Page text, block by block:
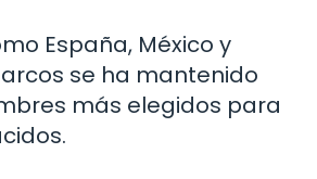
España, México y
se ha mantenido
más elegidos para